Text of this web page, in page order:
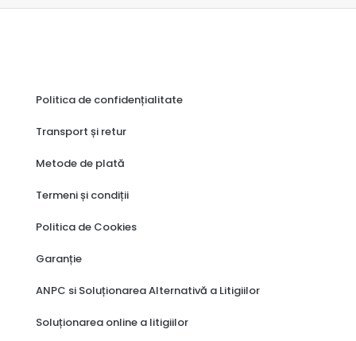
Politica de confidențialitate
Transport și retur
Metode de plată
Termeni și condiții
Politica de Cookies
Garanție
ANPC si Soluționarea Alternativă a Litigiilor
Soluționarea online a litigiilor